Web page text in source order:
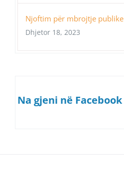
Njoftim për mbrojtje publike
Dhjetor 18, 2023
Na gjeni në Facebook